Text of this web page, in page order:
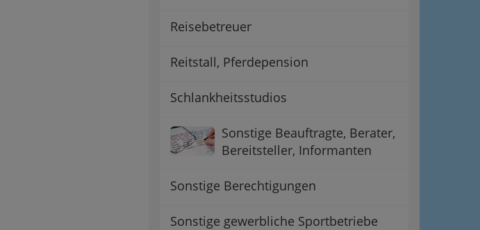
Reisebetreuer
Reitstall, Pferdepension
Schlankheitsstudios
Sonstige Beauftragte, Berater,
Bereitsteller, Informanten
Sonstige Berechtigungen
Sonstige gewerbliche Sportbetriebe